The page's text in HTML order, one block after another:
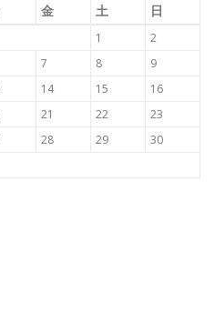
金 土 日
1
2
7 8
9
14 15
16
21 22
23
28 29
30